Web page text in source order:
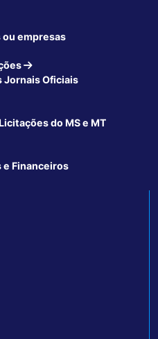
ou empresas
Jornais Oficiais
do MS e MT
e Financeiros